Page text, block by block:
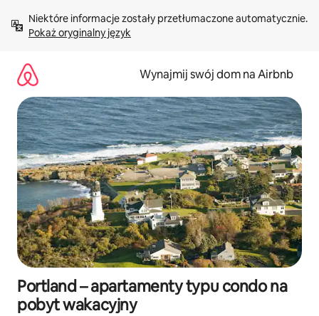
treści Pokaż oryginalny język
Wynajmij swój dom na Airbnb
Portland – apartamenty typu condo na
pobyt wakacyjny